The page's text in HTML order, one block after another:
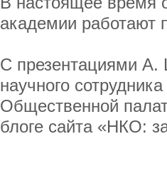
академии работают
С презентациями А.
научного
Общественной
блоге сайта «НКО: